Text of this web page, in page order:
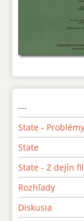
---
State -
State
State - Z dejín
Rozhľady
Diskusia